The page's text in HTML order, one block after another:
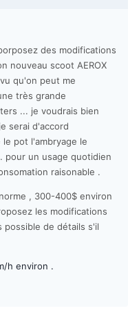
des modifications
nouveau scoot AEROX
qu'on peut me
très grande
... je voudrais bien
serai d'accord
pot l'ambryage le
pour un usage quotidien
raisonable .
, 300-400$ environ
les modifications
possible de détails s'il
h environ .